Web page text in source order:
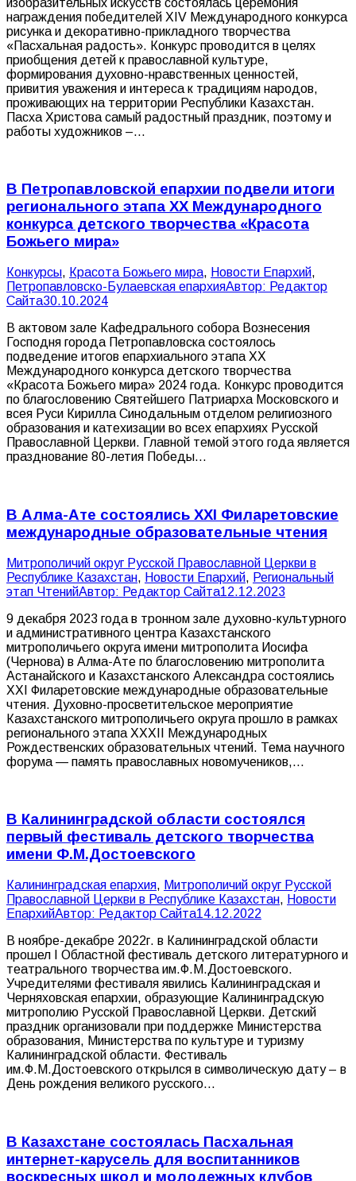
награждения победителей ХIV Международного конкурса
рисунка и декоративно-прикладного творчества
«Пасхальная радость». Конкурс проводится в целях
приобщения детей к православной культуре,
формирования духовно-нравственных ценностей,
привития уважения и интереса к традициям народов,
проживающих на территории Республики Казахстан.
Пасха Христова самый радостный праздник, поэтому и
работы художников –…
В Петропавловской епархии подвели итоги
регионального этапа XX Международного
конкурса детского творчества «Красота
Божьего мира»
Конкурсы, Красота Божьего мира, Новости Епархий,
Петропавловско-Булаевская епархияАвтор: Редактор
Сайта30.10.2024
В актовом зале Кафедрального собора Вознесения
Господня города Петропавловска состоялось
подведение итогов епархиального этапа XX
Международного конкурса детского творчества
«Красота Божьего мира» 2024 года. Конкурс проводится
по благословению Святейшего Патриарха Московского и
всея Руси Кирилла Синодальным отделом религиозного
образования и катехизации во всех епархиях Русской
Православной Церкви. Главной темой этого года является
празднование 80-летия Победы…
В Алма-Ате состоялись XXI Филаретовские
международные образовательные чтения
Митрополичий округ Русской Православной Церкви в
Республике Казахстан, Новости Епархий, Региональный
этап ЧтенийАвтор: Редактор Сайта12.12.2023
9 декабря 2023 года в тронном зале духовно-культурного
и административного центра Казахстанского
митрополичьего округа имени митрополита Иосифа
(Чернова) в Алма-Ате по благословению митрополита
Астанайского и Казахстанского Александра состоялись
XXI Филаретовские международные образовательные
чтения. Духовно-просветительское мероприятие
Казахстанского митрополичьего округа прошло в рамках
регионального этапа XXXII Международных
Рождественских образовательных чтений. Тема научного
форума — память православных новомучеников,…
В Калининградской области состоялся
первый фестиваль детского творчества
имени Ф.М.Достоевского
Калининградская епархия, Митрополичий округ Русской
Православной Церкви в Республике Казахстан, Новости
ЕпархийАвтор: Редактор Сайта14.12.2022
В ноябре-декабре 2022г. в Калининградской области
прошел I Областной фестиваль детского литературного и
театрального творчества им.Ф.М.Достоевского.
Учредителями фестиваля явились Калининградская и
Черняховская епархии, образующие Калининградскую
митрополию Русской Православной Церкви. Детский
праздник организовали при поддержке Министерства
образования, Министерства по культуре и туризму
Калининградской области. Фестиваль
им.Ф.М.Достоевского открылся в символическую дату – в
День рождения великого русского…
В Казахстане состоялась Пасхальная
интернет-карусель для воспитанников
воскресных школ и молодежных клубов